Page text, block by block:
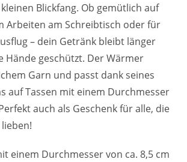
Blickfang. Ob gemütlich auf
Arbeiten am Schreibtisch oder für
– dein Getränk bleibt länger
Hände geschützt. Der Wärmer
Garn und passt dank seines
auf Tassen mit einem Durchmesser
auch als Geschenk für alle, die
einem Durchmesser von ca. 8,5 cm